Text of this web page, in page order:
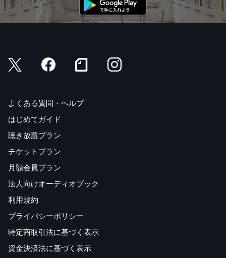
よくある質問・ヘルプ
はじめてガイド
聴き放題プラン
チケットプラン
月額会員プラン
法人向けオーディオブック
利用規約
プライバシーポリシー
特定商取引法に基づく表示
資金決済法に基づく表示